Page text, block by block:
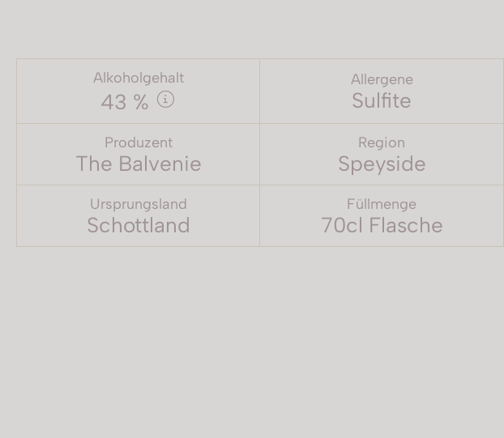
Alkoholgehalt
43 %
Allergene
Sulfite
Produzent
The Balvenie
Region
Speyside
Ursprungsland
Schottland
Füllmenge
70cl Flasche